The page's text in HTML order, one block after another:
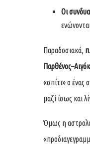
Οι
Παραδοσιακά,
«σπίτι» ο ένας
μαζί ίσως και
Όμως η